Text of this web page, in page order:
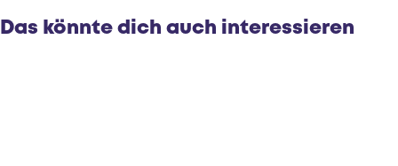
Das könnte dich auch interessieren